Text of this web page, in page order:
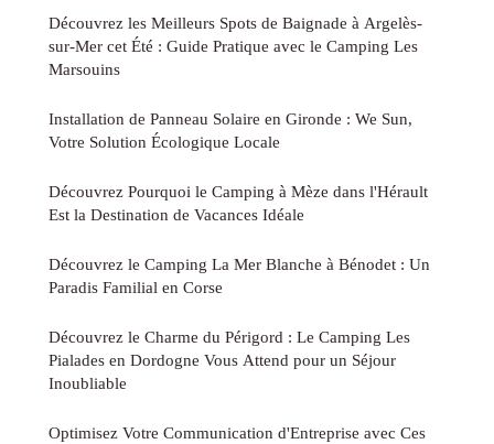
Découvrez les Meilleurs Spots de Baignade à Argelès-
sur-Mer cet Été : Guide Pratique avec le Camping Les
Marsouins
Installation de Panneau Solaire en Gironde : We Sun,
Votre Solution Écologique Locale
Découvrez Pourquoi le Camping à Mèze dans l'Hérault
Est la Destination de Vacances Idéale
Découvrez le Camping La Mer Blanche à Bénodet : Un
Paradis Familial en Corse
Découvrez le Charme du Périgord : Le Camping Les
Pialades en Dordogne Vous Attend pour un Séjour
Inoubliable
Optimisez Votre Communication d'Entreprise avec Ces